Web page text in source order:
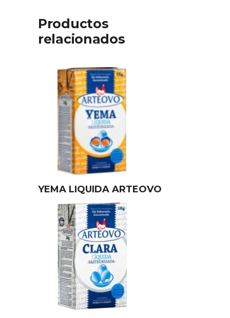
Productos
relacionados
YEMA LIQUIDA ARTEOVO